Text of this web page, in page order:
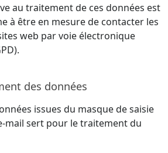
au traitement de ces données est
à être en mesure de contacter les
web par voie électronique
des données
issues du masque de saisie
mail sert pour le traitement du